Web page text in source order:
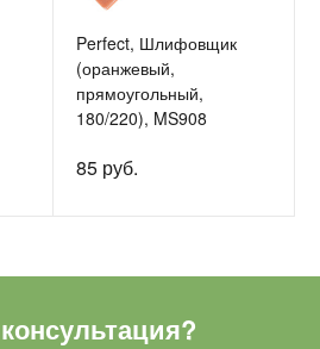
Perfect, Шлифовщик
(оранжевый,
прямоугольный,
180/220), MS908
85 руб.